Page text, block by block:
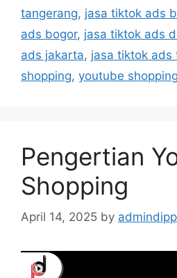
tangerang, jasa tiktok ads
ads bogor, jasa tiktok ads
ads jakarta, jasa tiktok ads
shopping, youtube
Pengertian
Shopping
April 14, 2025 by admindipp